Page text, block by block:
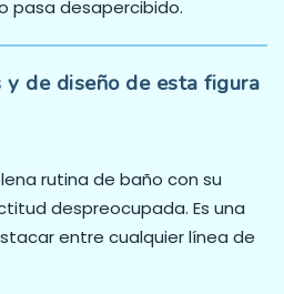
pasa desapercibido.
de diseño de esta figura
rutina de baño con su
despreocupada. Es una
entre cualquier línea de